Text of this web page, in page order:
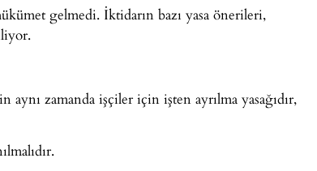
gelmedi. İktidarın bazı yasa önerileri,
aynı zamanda işçiler için işten ayrılma yasağıdır,